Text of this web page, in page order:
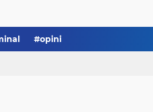
#opini